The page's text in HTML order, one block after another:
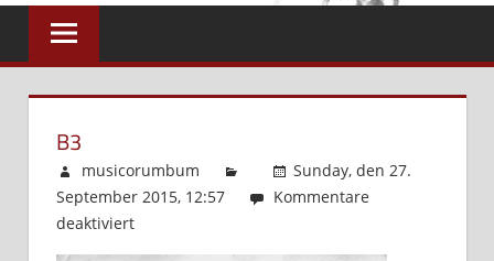
B3
musicorumbum
Sunday, den 27.
September 2015, 12:57
Kommentare
deaktiviert
b3